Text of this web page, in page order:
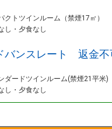
クトツインルーム（禁煙17㎡）
し・夕食なし
バンスレート 返金
ダードツインルーム(禁煙21平米)
し・夕食なし